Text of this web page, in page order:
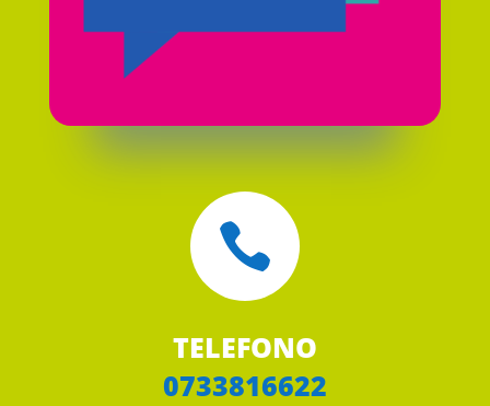

TELEFONO
0733816622